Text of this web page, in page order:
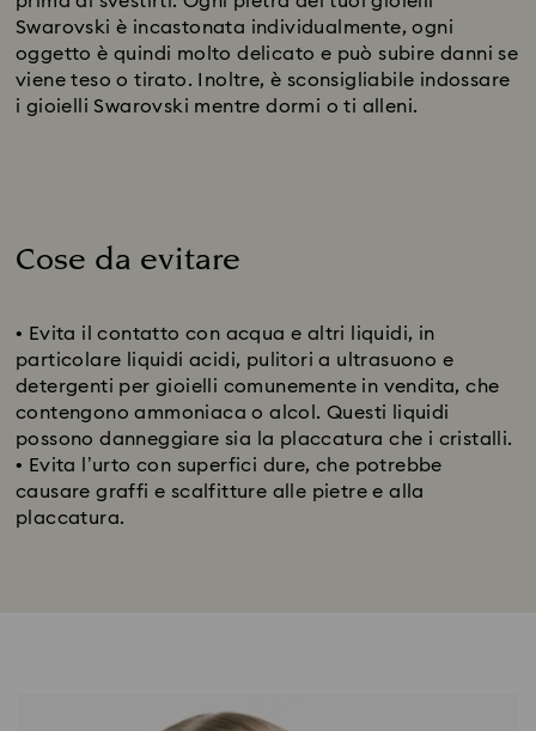
Swarovski è incastonata individualmente, ogni
oggetto è quindi molto delicato e può subire danni se
viene teso o tirato. Inoltre, è sconsigliabile indossare
i gioielli Swarovski mentre dormi o ti alleni.
Cose da evitare
• Evita il contatto con acqua e altri liquidi, in
particolare liquidi acidi, pulitori a ultrasuono e
detergenti per gioielli comunemente in vendita, che
contengono ammoniaca o alcol. Questi liquidi
possono danneggiare sia la placcatura che i cristalli.
• Evita l’urto con superfici dure, che potrebbe
causare graffi e scalfitture alle pietre e alla
placcatura.